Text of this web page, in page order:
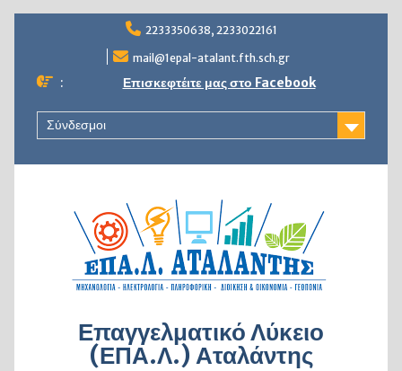
2233350638, 2233022161
mail@1epal-atalant.fth.sch.gr
: Επισκεφτέιτε μας στο Facebook
Σύνδεσμοι
Επαγγελματικό Λύκειο
(ΕΠΑ.Λ.) Αταλάντης